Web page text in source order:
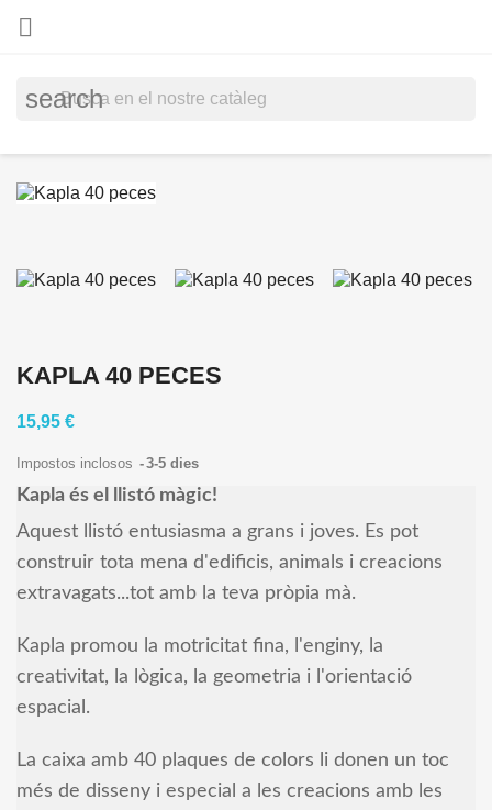

search
KAPLA 40 PECES
15,95 €
Impostos inclosos 3-5 dies
Kapla és el llistó màgic!
Aquest llistó entusiasma a grans i joves. Es pot
construir tota mena d'edificis, animals i creacions
extravagats...tot amb la teva pròpia mà.
Kapla promou la motricitat fina, l'enginy, la
creativitat, la lògica, la geometria i l'orientació
espacial.
La caixa amb 40 plaques de colors li donen un toc
més de disseny i especial a les creacions amb les